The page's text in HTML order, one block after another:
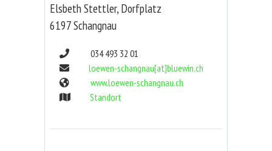
Elsbeth Stettler, Dorfplatz
6197 Schangnau
034 493 32 01
loewen-schangnau[at]bluewin.ch
www.loewen-schangnau.ch
Standort